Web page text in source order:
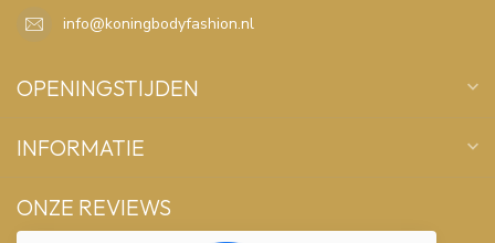
info@koningbodyfashion.nl
OPENINGSTIJDEN
INFORMATIE
ONZE REVIEWS